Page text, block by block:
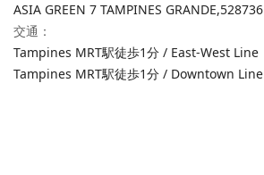
ASIA GREEN 7 TAMPINES GRANDE,528736
交通 ：
Tampines MRT駅徒歩1分 / East-West Line
Tampines MRT駅徒歩1分 / Downtown Line